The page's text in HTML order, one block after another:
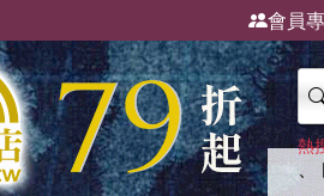
會員
熱
、